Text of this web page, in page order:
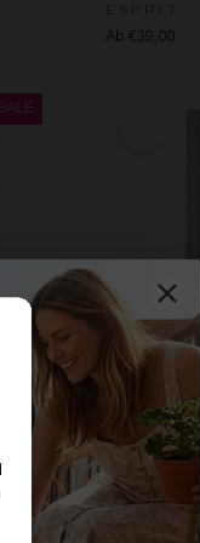
Ab €39,00
Esprit